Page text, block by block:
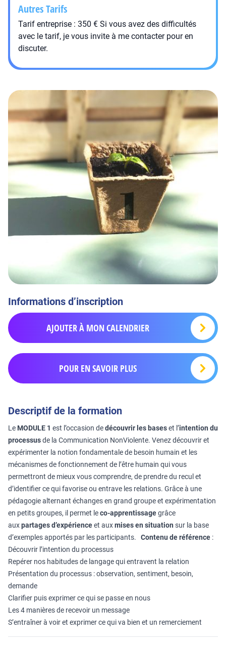
Autres Tarifs
Tarif entreprise : 350 € Si vous avez des difficultés
avec le tarif, je vous invite à me contacter pour en
discuter.
Informations d’inscription
AJOUTER À MON CALENDRIER
POUR EN SAVOIR PLUS
Descriptif de la formation
Le MODULE 1 est l’occasion dedécouvrir les baseset l’intention du
processusde la Communication NonViolente. Venez découvrir et
expérimenter la notion fondamentale de besoin humain et les
mécanismes de fonctionnement de l’être humain qui vous
permettront de mieux vous comprendre, de prendre du recul et
d’identifier ce qui favorise ou entrave les relations. Grâce à une
pédagogie alternant échanges en grand groupe et expérimentation
en petits groupes, il permet leco-apprentissagegrâce
auxpartages d’expérienceet auxmises en situation sur la base
d’exemples apportés par les participants. Contenu de référence :
Découvrir l’intention du processus
Repérer nos habitudes de langage qui entravent la relation
Présentation du processus : observation, sentiment, besoin,
demande
Clarifier puis exprimer ce qui se passe en nous
Les 4 manières de recevoir un message
S’entraîner à voir et exprimer ce qui va bien et un remerciement